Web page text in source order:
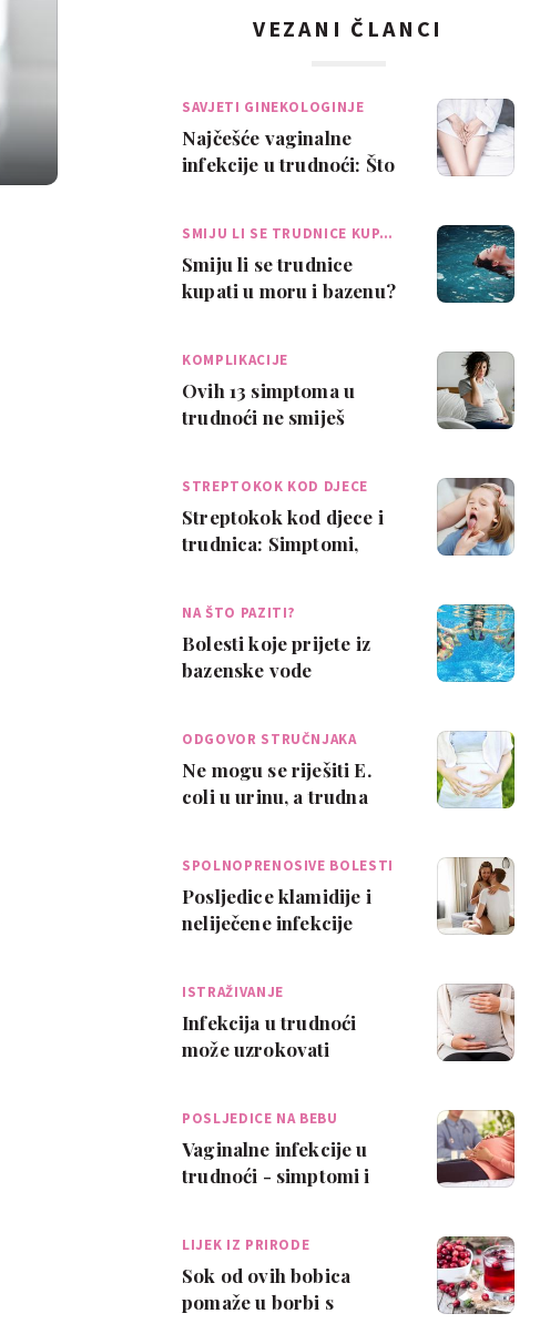
VEZANI ČLANCI
SAVJETI GINEKOLOGINJE
Najčešće vaginalne
infekcije u trudnoći: Što
SMIJU LI SE TRUDNICE KUP…
Smiju li se trudnice
kupati u moru i bazenu?
KOMPLIKACIJE
Ovih 13 simptoma u
trudnoći ne smiješ
STREPTOKOK KOD DJECE
Streptokok kod djece i
trudnica: Simptomi,
NA ŠTO PAZITI?
Bolesti koje prijete iz
bazenske vode
ODGOVOR STRUČNJAKA
Ne mogu se riješiti E.
coli u urinu, a trudna
SPOLNOPRENOSIVE BOLESTI
Posljedice klamidije i
neliječene infekcije
ISTRAŽIVANJE
Infekcija u trudnoći
može uzrokovati
POSLJEDICE NA BEBU
Vaginalne infekcije u
trudnoći - simptomi i
LIJEK IZ PRIRODE
Sok od ovih bobica
pomaže u borbi s